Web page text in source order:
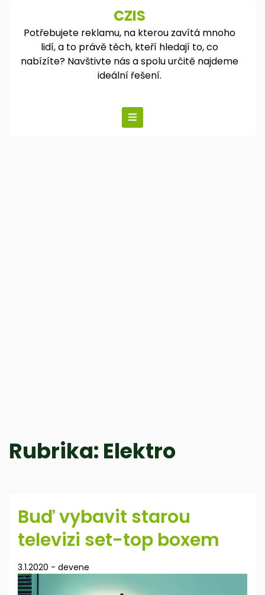
content
CZIS
Potřebujete reklamu, na kterou zavítá mnoho
lidí, a to právě těch, kteří hledají to, co
nabízíte? Navštivte nás a spolu určitě najdeme
ideální řešení.
Rubrika: Elektro
Buď vybavit starou
televizi set-top boxem
3.1.2020 - devene